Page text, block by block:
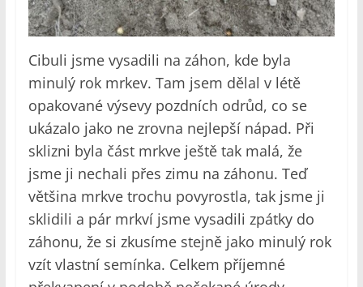
Cibuli jsme vysadili na záhon, kde byla
minulý rok mrkev. Tam jsem dělal v létě
opakované výsevy pozdních odrůd, co se
ukázalo jako ne zrovna nejlepší nápad. Při
sklizni byla část mrkve ještě tak malá, že
jsme ji nechali přes zimu na záhonu. Teď
většina mrkve trochu povyrostla, tak jsme ji
sklidili a pár mrkví jsme vysadili zpátky do
záhonu, že si zkusíme stejně jako minulý rok
vzít vlastní semínka. Celkem příjemné